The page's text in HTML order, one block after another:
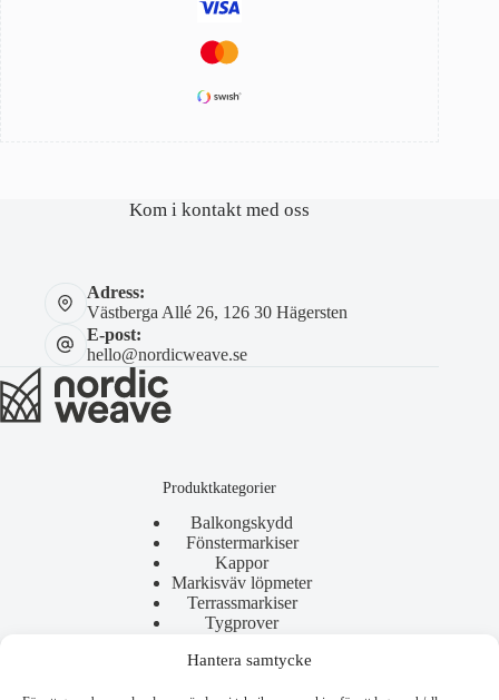
Hantera samtycke
Kom i kontakt med oss
Adress:
Västberga Allé 26, 126 30 Hägersten
E-post:
hello@nordicweave.se
Produktkategorier
Balkongskydd
Fönstermarkiser
Kappor
Markisväv löpmeter
Terrassmarkiser
Tygprover